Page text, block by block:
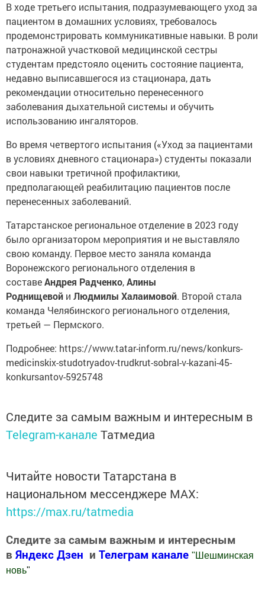
В ходе третьего испытания, подразумевающего уход за
пациентом в домашних условиях, требовалось
продемонстрировать коммуникативные навыки. В роли
патронажной участковой медицинской сестры
студентам предстояло оценить состояние пациента,
недавно выписавшегося из стационара, дать
рекомендации относительно перенесенного
заболевания дыхательной системы и обучить
использованию ингаляторов.
Во время четвертого испытания («Уход за пациентами
в условиях дневного стационара») студенты показали
свои навыки третичной профилактики,
предполагающей реабилитацию пациентов после
перенесенных заболеваний.
Татарстанское региональное отделение в 2023 году
было организатором мероприятия и не выставляло
свою команду. Первое место заняла команда
Воронежского регионального отделения в
составеАндрея Радченко,Алины
Роднищевой и Людмилы Халаимовой. Второй стала
команда Челябинского регионального отделения,
третьей — Пермского.
Подробнее: https://www.tatar-inform.ru/news/konkurs-
medicinskix-studotryadov-trudkrut-sobral-v-kazani-45-
konkursantov-5925748
Следите за самым важным и интересным в
Telegram-канале Татмедиа
Читайте новости Татарстана в
национальном мессенджере MАХ:
https://max.ru/tatmedia
Следите за самым важным и интересным
в Яндекс Дзен и Телеграм канале " Шешминская
новь"